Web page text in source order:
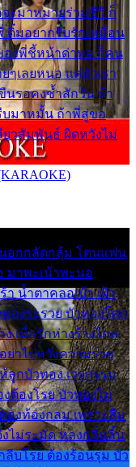
จะมาหมายร่วมชีวี ก็
ติ๋มอยากรับรักเหมือน
องพี่ชี้หน้าด่าทอ ก็คน
ๆเลยหนอ แค่ตัวเรา
รอคงช้ำสักวัน ถ้า
บมาหมั้น ถ้าพี่สู่ขอ
ยวสัมพันธ์ ผิดหวังไม่
นอกกลัดกลุ้ม โดนแฟน
มาพะเน้าพะนอ
า น้ำตาคลอเบ้า เฝ้า
องระรวย บัวทองโศก
ง เมื่อรักห่างร้างไกล
ย่าไปหวังความรวย
ลูกบัวทอง เวรกรรม
ต้องโรย บัวทองไม่
องท้องกลม เพราะลืม
ไม่ระมัด หลงกลิ่นลิ้น
ลีบโรย ต้องร้อนรุม บัว